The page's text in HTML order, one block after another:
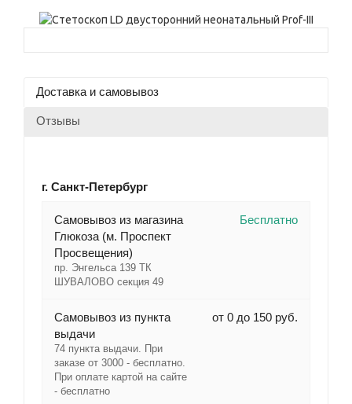
Доставка и самовывоз
Отзывы
г. Санкт-Петербург
Cамовывоз из магазина
Глюкоза (м. Проспект
Просвещения)
пр. Энгельса 139 ТК
ШУВАЛОВО секция 49
Бесплатно
Самовывоз из пункта
выдачи
74 пункта выдачи. При
заказе от 3000 - бесплатно.
При оплате картой на сайте
- бесплатно
от 0 до 150 руб.